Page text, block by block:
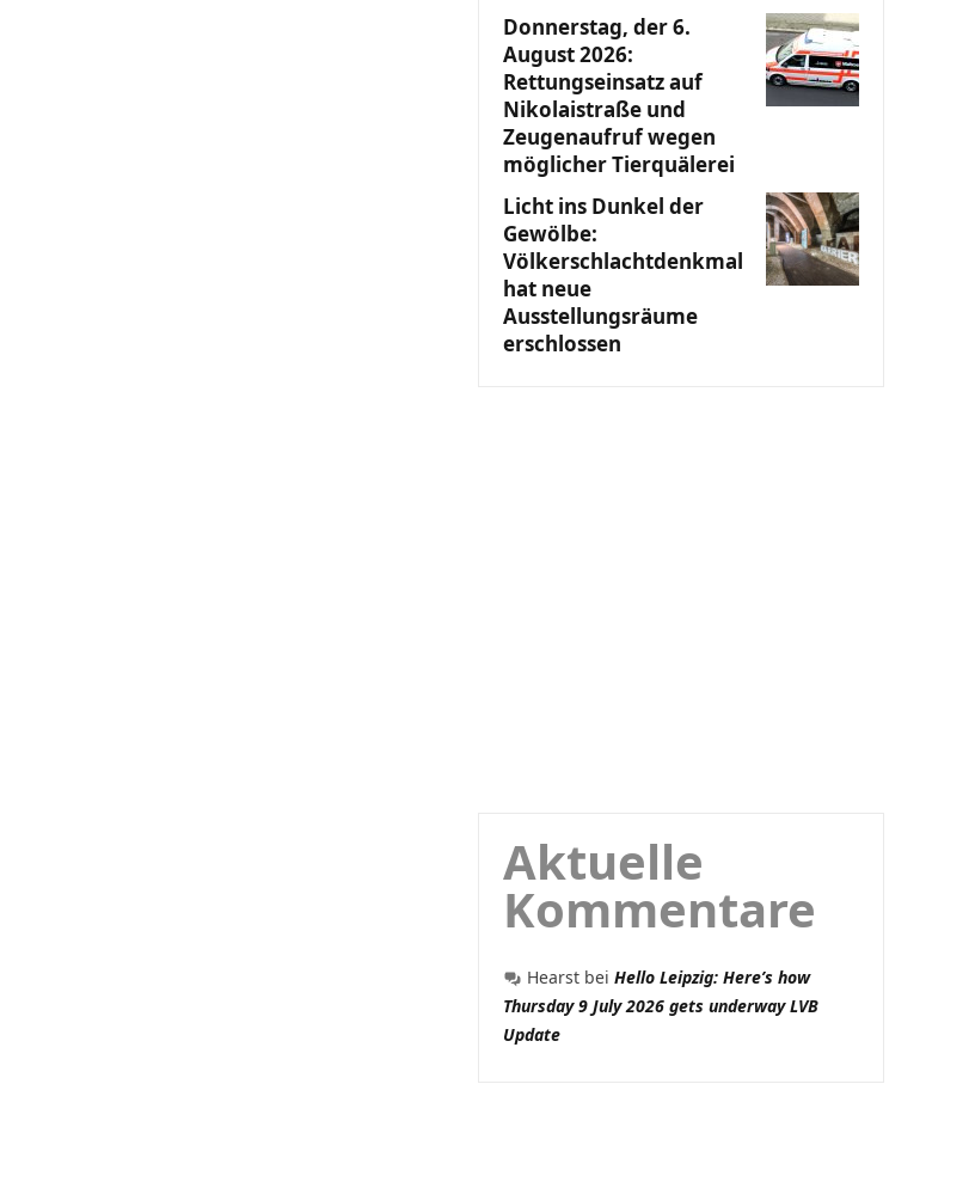
Donnerstag, der 6.
August 2026:
Rettungseinsatz auf
Nikolaistraße und
Zeugenaufruf wegen
möglicher Tierquälerei
Licht ins Dunkel der
Gewölbe:
Völkerschlachtdenkmal
hat neue
Ausstellungsräume
erschlossen
Aktuelle
Kommentare
Hearst bei Hello Leipzig: Here’s how
Thursday 9 July 2026 gets underway LVB
Update